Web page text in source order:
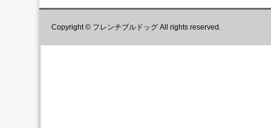
Copyright © フレンチブルドッグ All rights reserved.